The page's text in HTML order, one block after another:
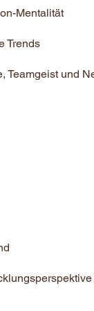
Mentalität
Trends
Teamgeist und